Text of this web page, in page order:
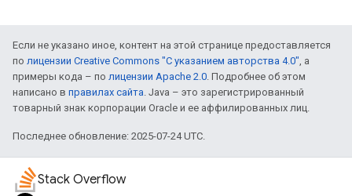
Если не указано иное, контент на этой странице предоставляется
по лицензии Creative Commons "С указанием авторства 4.0", а
примеры кода – по лицензии Apache 2.0. Подробнее об этом
написано в правилах сайта. Java – это зарегистрированный
товарный знак корпорации Oracle и ее аффилированных лиц.
Последнее обновление: 2025-07-24 UTC.
Stack Overflow